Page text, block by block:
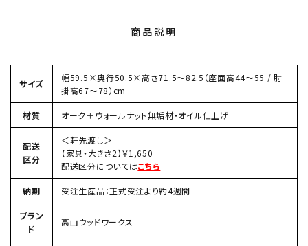
商品説明
サイズ
幅59.5×奥行50.5×高さ71.5〜82.5（座面高44〜55 / 肘
掛高67〜78）cm
材質 オーク＋ウォールナット無垢材・オイル仕上げ
配送
区分
＜軒先渡し＞
【家具・大きさ2】￥1,650
配送区分についてはこちら
納期 受注生産品：正式受注より約4週間
ブラン
ド
高山ウッドワークス